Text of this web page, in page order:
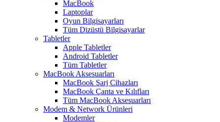
MacBook
Laptoplar
Oyun Bilgisayarları
Tüm Dizüstü Bilgisayarlar
Tabletler
Apple Tabletler
Android Tabletler
Tüm Tabletler
MacBook Aksesuarları
MacBook Şarj Cihazları
MacBook Çanta ve Kılıfları
Tüm MacBook Aksesuarları
Modem & Network Ürünleri
Modemler